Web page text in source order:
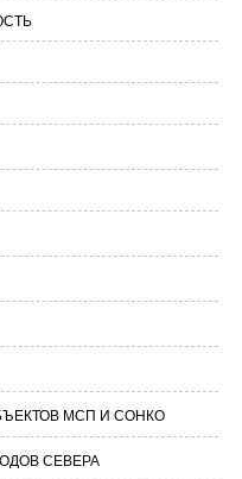
МСП И СОНКО
СЕВЕРА